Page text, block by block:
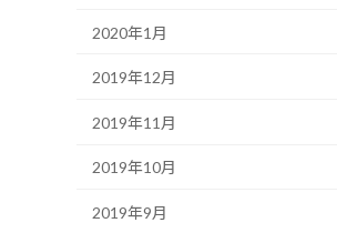
2020年1月
2019年12月
2019年11月
2019年10月
2019年9月